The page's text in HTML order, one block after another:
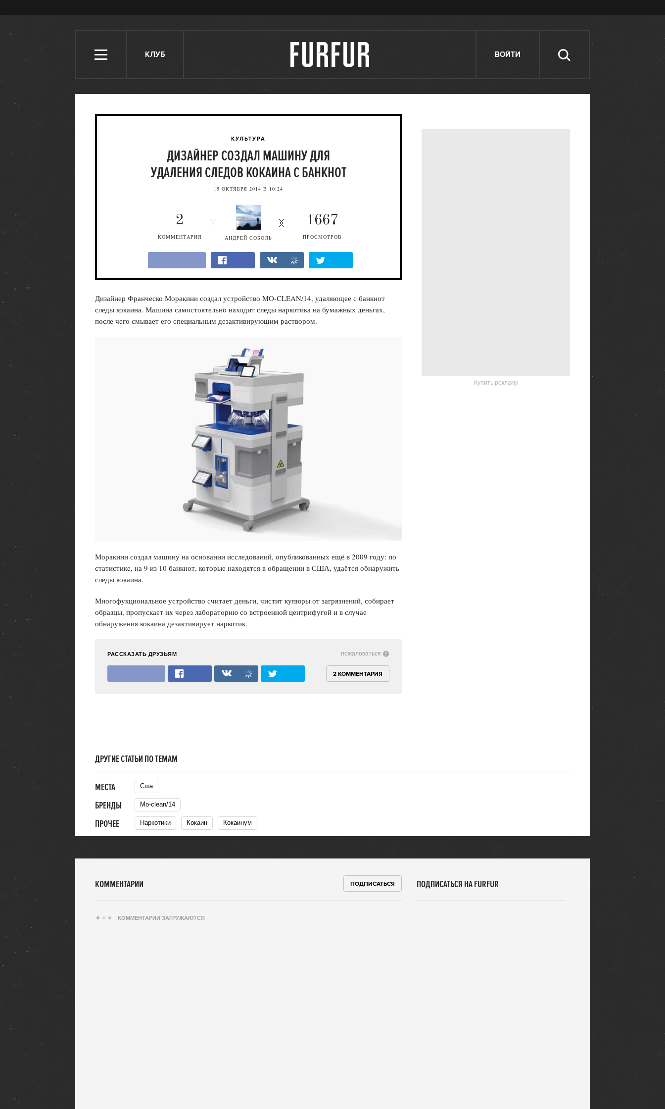
КЛУБ ВОЙТИ
КУЛЬТУРА
ДИЗАЙНЕР СОЗДАЛ МАШИНУ ДЛЯ
УДАЛЕНИЯ СЛЕДОВ КОКАИНА С БАНКНОТ
15 ОКТЯБРЯ 2014 В 10:24
АНДРЕЙ СОБОЛЬ
1667
ПРОСМОТРОВ
2
КОММЕНТАРИЯ
Дизайнер Франческо Моракини создал устройство MO-CLEAN/14, удаляющее с банкнот
следы кокаина. Машина самостоятельно находит следы наркотика на бумажных деньгах,
после чего смывает его специальным дезактивирующим раствором.
Моракини создал машину на основании исследований, опубликованных ещё в 2009 году: по
статистике, на 9 из 10 банкнот, которые находятся в обращении в США, удаётся обнаружить
следы кокаина.
Многофукциональное устройство считает деньги, чистит купюры от загрязнений, собирает
образцы, пропускает их через лабораторию со встроенной центрифугой и в случае
обнаружения кокаина дезактивирует наркотик.
Купить рекламу
РАССКАЗАТЬ ДРУЗЬЯМ
2 КОММЕНТАРИЯ
пожаловаться
ДРУГИЕ СТАТЬИ ПО ТЕМАМ
МЕСТА Сша
БРЕНДЫ Mo-clean/14
ПРОЧЕЕ Наркотики Кокаин Кокаинум
КОММЕНТАРИИ ПОДПИСАТЬСЯ
КОММЕНТАРИИ ЗАГРУЖАЮТСЯ
ПОДПИСАТЬСЯ НА FURFUR